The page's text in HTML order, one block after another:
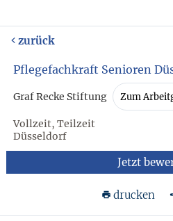
zurück
Pflegefachkraft Senioren
Graf Recke Stiftung Zum
Vollzeit, Teilzeit
Düsseldorf
Jetzt
drucken